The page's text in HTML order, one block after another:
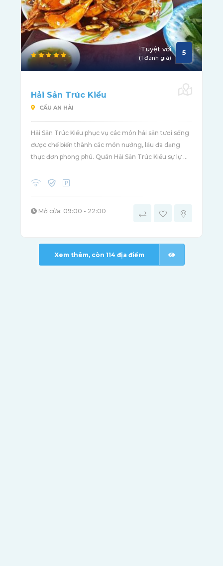
Tuyệt vời
(1 đánh giá)
5
Hải Sản Trúc Kiều
CẦU AN HẢI
Hải Sản Trúc Kiều phục vụ các món hải sản tươi sống
được chế biến thành các món nướng, lẩu đa dạng
thực đơn phong phú. Quán Hải Sản Trúc Kiều sự lự ...
Mở cửa: 09:00 - 22:00
Xem thêm, còn 114 địa điểm